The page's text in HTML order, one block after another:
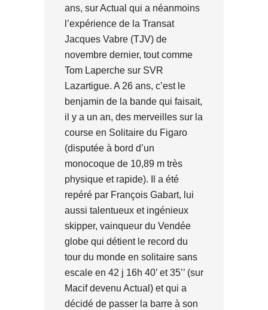
ans, sur Actual qui a néanmoins
l’expérience de la Transat
Jacques Vabre (TJV) de
novembre dernier, tout comme
Tom Laperche sur SVR
Lazartigue. A 26 ans, c’est le
benjamin de la bande qui faisait,
il y a un an, des merveilles sur la
course en Solitaire du Figaro
(disputée à bord d’un
monocoque de 10,89 m très
physique et rapide). Il a été
repéré par François Gabart, lui
aussi talentueux et ingénieux
skipper, vainqueur du Vendée
globe qui détient le record du
tour du monde en solitaire sans
escale en 42 j 16h 40’ et 35’’ (sur
Macif devenu Actual) et qui a
décidé de passer la barre à son